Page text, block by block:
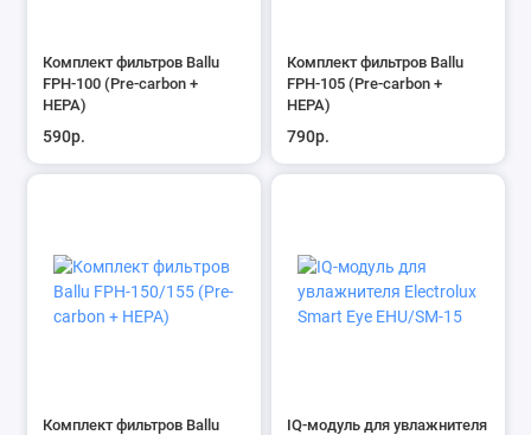
Комплект фильтров Ballu
FРH-100 (Pre-carbon +
HEPA)
590р.
Комплект фильтров Ballu
FРH-105 (Pre-carbon +
HEPA)
790р.
Комплект фильтров Ballu
IQ-модуль для увлажнителя